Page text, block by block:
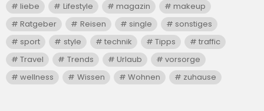
liebe
Lifestyle magazin
makeup
Ratgeber
Reisen single
sonstiges
sport
style technik Tipps
traffic
Travel
Trends Urlaub
vorsorge
wellness
Wissen Wohnen zuhause